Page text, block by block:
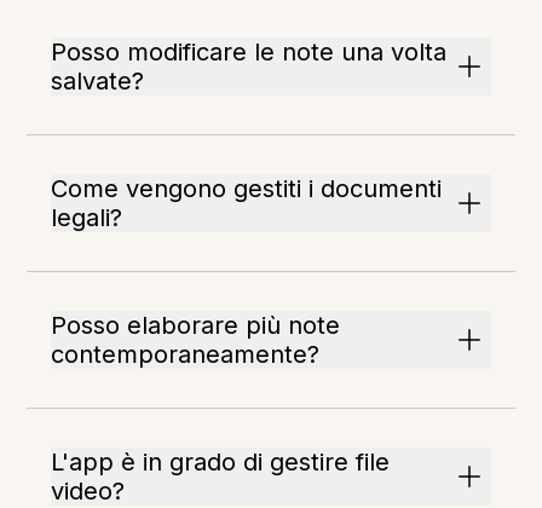
Posso modificare le note una volta
salvate?
Come vengono gestiti i documenti
legali?
Posso elaborare più note
contemporaneamente?
L'app è in grado di gestire file
video?